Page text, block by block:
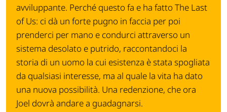
avviluppante. Perché questo fa e ha fatto The Last
of Us: ci dà un forte pugno in faccia per poi
prenderci per mano e condurci attraverso un
sistema desolato e putrido, raccontandoci la
storia di un uomo la cui esistenza è stata spogliata
da qualsiasi interesse, ma al quale la vita ha dato
una nuova possibilità. Una redenzione, che ora
Joel dovrà andare a guadagnarsi.